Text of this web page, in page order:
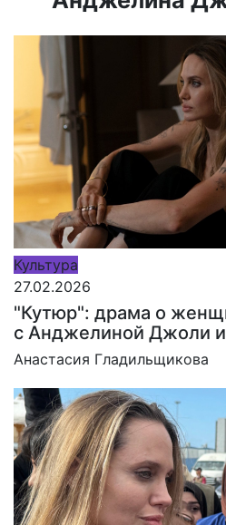
Культура
27.02.2026
"Кутюр": драма о
с Анджелиной Джоли
Анастасия Гладильщикова